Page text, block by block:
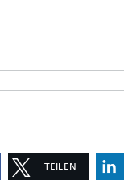
TEILEN